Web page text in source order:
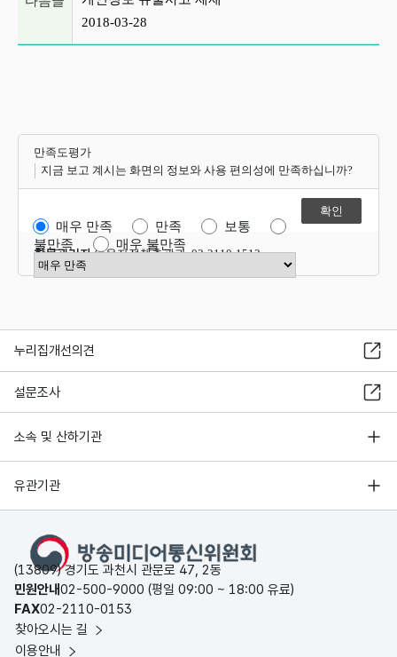
2018-03-28
만족도평가
지금 보고 계시는 화면의 정보와 사용 편의성에 만족하십니까?
매우 만족 만족
보통
불만족
매우 불만족
만족도 점수 선택
항목관리자이용자정책총괄과 02-2110-1512
누리집개선의견
설문조사
소속 및 산하기관
유관기관
(13809) 경기도 과천시 관문로 47, 2동
민원안내02-500-9000 (평일 09:00 ~ 18:00 유료)
FAX02-2110-0153
찾아오시는 길
이용안내